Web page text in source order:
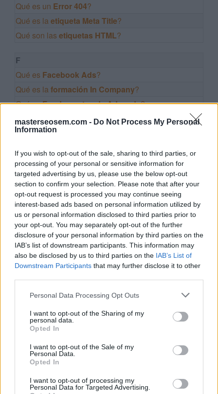
masterseosem.com - Do Not Process My Personal
Information
If you wish to opt-out of the sale, sharing to third parties, or
processing of your personal or sensitive information for
targeted advertising by us, please use the below opt-out
section to confirm your selection. Please note that after your
opt-out request is processed you may continue seeing
interest-based ads based on personal information utilized by
us or personal information disclosed to third parties prior to
your opt-out. You may separately opt-out of the further
disclosure of your personal information by third parties on the
IAB’s list of downstream participants. This information may
also be disclosed by us to third parties on the IAB’s List of
Downstream Participants that may further disclose it to other
Personal Data Processing Opt Outs
I want to opt-out of the Sharing of my
personal data.
Opted In
I want to opt-out of the Sale of my
Personal Data.
Opted In
I want to opt-out of processing my
Personal Data for Targeted Advertising.
Qué es un Error 404?
Qué es laetiqueta Meta Title?
Qué son las etiquetas HTML?
F
Qué es Facebook Ads?
Qué es laformación In Company?
Qué esFundamentos de Adwords?
G
Qué es laGamificación
Qué esGoogle Academy?
Qué es Google Ads ?
Qué esGoogle Adwords Academy?
Qué esGoogle AIo Artificial intelligence?
Qué esGoogle Analytics?
Qué esGoogle Analytics Academy?
Qué esGoogle Analytics IQ?
Qué esGoogle Chrome?
Qué esGoogle Duplex?
Qué esGoogle Maps?
Qué es
Google My Business
Qué esGoogle Partners
Qué esGoogle Shopping?
Qué esGoogle Tag Manager
Qué esGoogle Trends?